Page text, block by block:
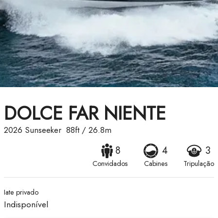
DOLCE FAR NIENTE
2026 Sunseeker 88ft/ 26.8m
8
Convidados
4
Cabines
3
Tripulação
Iate privado
Indisponível